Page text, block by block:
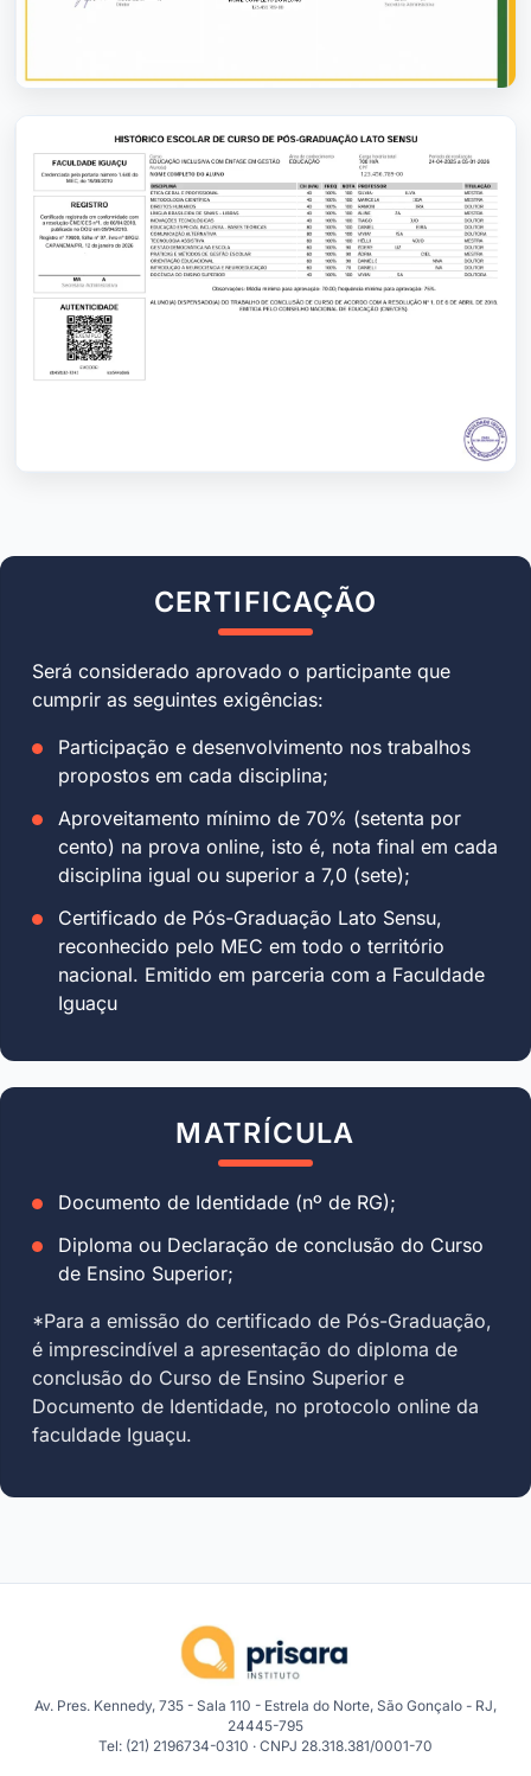
CERTIFICAÇÃO
Será considerado aprovado o participante que
cumprir as seguintes exigências:
Participação e desenvolvimento nos trabalhos
propostos em cada disciplina;
Aproveitamento mínimo de 70% (setenta por
cento) na prova online, isto é, nota final em cada
disciplina igual ou superior a 7,0 (sete);
Certificado de Pós-Graduação Lato Sensu,
reconhecido pelo MEC em todo o território
nacional. Emitido em parceria com a Faculdade
Iguaçu
MATRÍCULA
Documento de Identidade (nº de RG);
Diploma ou Declaração de conclusão do Curso
de Ensino Superior;
*Para a emissão do certificado de Pós-Graduação,
é imprescindível a apresentação do diploma de
conclusão do Curso de Ensino Superior e
Documento de Identidade, no protocolo online da
faculdade Iguaçu.
Av. Pres. Kennedy, 735 - Sala 110 - Estrela do Norte, São Gonçalo - RJ,
24445-795
Tel: (21) 2196734-0310 · CNPJ 28.318.381/0001-70